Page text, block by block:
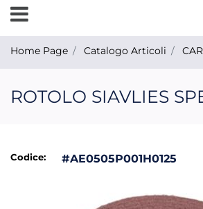
Open menu
Home Page Catalogo Articoli
ROTOLO SIAVLIES
Codice: #AE0505P001H0125